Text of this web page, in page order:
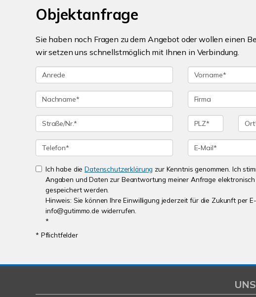
Objektanfrage
Sie haben noch Fragen zu dem Angebot oder wollen einen
wir setzen uns schnellstmöglich mit Ihnen in Verbindung.
Ich habe dieDatenschutzerklärung zur Kenntnis genommen. Ich
Angaben und Daten zur Beantwortung meiner Anfrage
gespeichert werden.
Hinweis: Sie können Ihre Einwilligung jederzeit für die Zukunft per
info@gutimmo.de widerrufen.
*
* Pflichtfelder